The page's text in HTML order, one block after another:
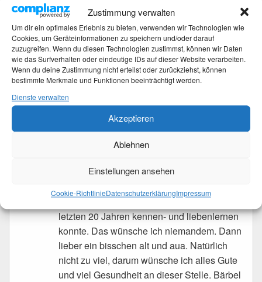
Zustimmung verwalten
Um dir ein optimales Erlebnis zu bieten, verwenden wir Technologien wie
Cookies, um Geräteinformationen zu speichern und/oder darauf
zuzugreifen. Wenn du diesen Technologien zustimmst, können wir Daten
wie das Surfverhalten oder eindeutige IDs auf dieser Website verarbeiten.
Wenn du deine Zustimmung nicht erteilst oder zurückziehst, können
bestimmte Merkmale und Funktionen beeinträchtigt werden.
Dienste verwalten
Akzeptieren
Ablehnen
Einstellungen ansehen
Cookie-RichtlinieDatenschutzerklärungImpressum
schriebam24. März 2016 um 15:21 Uhr:
Na da hoffen wir mal liebe Petra.
Ich will nie wieder unter 50 sein. Wozu
könnte in den jungen, fitten Körper
und lieben Menschen fort, die ich in den
letzten 20 Jahren kennen- und liebenlernen
konnte. Das wünsche ich niemandem. Dann
lieber ein bisschen alt und aua. Natürlich
nicht zu viel, darum wünsche ich alles Gute
und viel Gesundheit an dieser Stelle. Bärbel